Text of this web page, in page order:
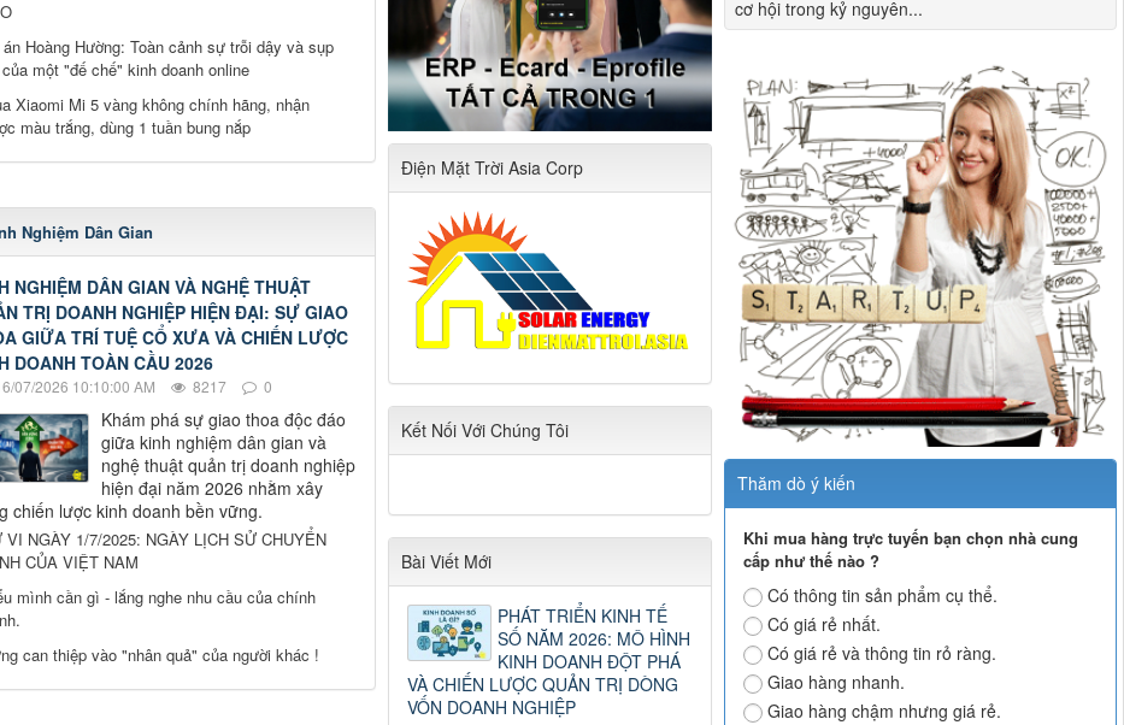
án Hoàng Hường: Toàn cảnh sự trỗi dậy và sụp
một "đế chế" kinh doanh online
Xiaomi Mi 5 vàng không chính hãng, nhận
màu trắng, dùng 1 tuần bung nắp
Nghiệm Dân Gian
NGHIỆM DÂN GIAN VÀ NGHỆ THUẬT
TRỊ DOANH NGHIỆP HIỆN ĐẠI: SỰ GIAO
GIỮA TRÍ TUỆ CỔ XƯA VÀ CHIẾN LƯỢC
DOANH TOÀN CẦU 2026
07/2026 10:10:00 AM 8217 0
Khám phá sự giao thoa độc đáo
giữa kinh nghiệm dân gian và
nghệ thuật quản trị doanh nghiệp
hiện đại năm 2026 nhằm xây
chiến lược kinh doanh bền vững.
VI NGÀY 1/7/2025: NGÀY LỊCH SỬ CHUYỂN
CỦA VIỆT NAM
mình cần gì - lắng nghe nhu cầu của chính
can thiệp vào "nhân quả" của người khác !
cơ hội trong kỷ nguyên...
Thăm dò ý kiến
Khi mua hàng trực tuyến bạn chọn nhà cung
cấp như thế nào ?
Có thông tin sản phẩm cụ thể.
Có giá rẻ nhất.
Có giá rẻ và thông tin rỏ ràng.
Giao hàng nhanh.
Giao hàng chậm nhưng giá rẻ.
Điện Mặt Trời Asia Corp
Kết Nối Với Chúng Tôi
Bài Viết Mới
PHÁT TRIỂN KINH TẾ
SỐ NĂM 2026: MÔ HÌNH
KINH DOANH ĐỘT PHÁ
VÀ CHIẾN LƯỢC QUẢN TRỊ DÒNG
VỐN DOANH NGHIỆP